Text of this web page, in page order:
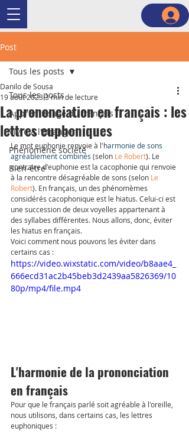
Post
Tous les posts
Apprentissage du français
Vivre à l'étranger
Phénomène société
Bien-être
Tous les posts
La prononciation en français : les
lettres euphoniques
Danilo de Sousa
19 août 2023 3 min de lecture
Le mot euphonie renvoie à l'harmonie de sons
agréablement combinés (selon Le Robert). Le
contraire d'euphonie est la cacophonie qui renvoie
à la rencontre désagréable de sons (selon Le
Robert). En français, un des phénomèmes
considérés cacophonique est le hiatus. Celui-ci est
une succession de deux voyelles appartenant à
des syllabes différentes. Nous allons, donc, éviter
les hiatus en français.
Voici comment nous pouvons les éviter dans
certains cas :
https://video.wixstatic.com/video/b8aae4_
666ecd31ac2b45beb3d2439aa5826369/10
80p/mp4/file.mp4
L'harmonie de la prononciation
en français
Pour que le français parlé soit agréable à l'oreille,
nous utilisons, dans certains cas, les lettres
euphoniques :